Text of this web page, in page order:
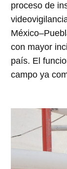
proceso de
con mayor
país. El
campo ya